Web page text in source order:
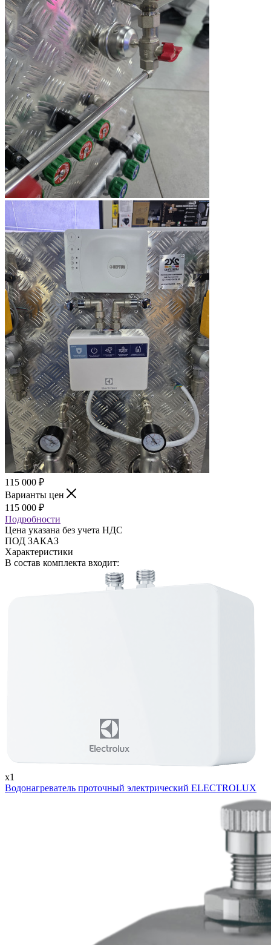
115 000 ₽
Варианты цен
115 000 ₽
Подробности
Цена указана без учета НДС
ПОД ЗАКАЗ
Характеристики
В состав комплекта входит:
x1
Водонагреватель проточный электрический ELECTROLUX